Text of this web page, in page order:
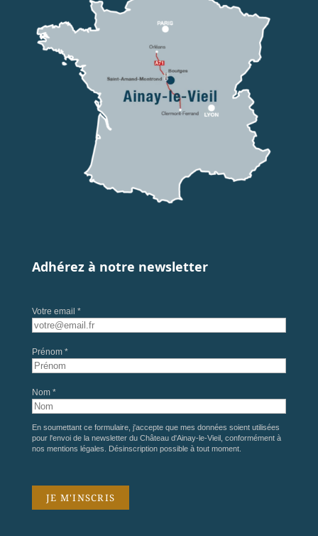
Adhérez à notre newsletter
Votre email *
Prénom *
Nom *
En soumettant ce formulaire, j'accepte que mes données soient utilisées
pour l'envoi de la newsletter du Château d'Ainay-le-Vieil, conformément à
nos mentions légales . Désinscription possible à tout moment.